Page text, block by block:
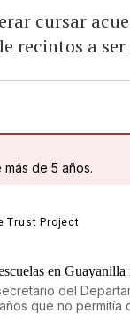
cursar
recintos a
de 5 años.
del
que no permitía